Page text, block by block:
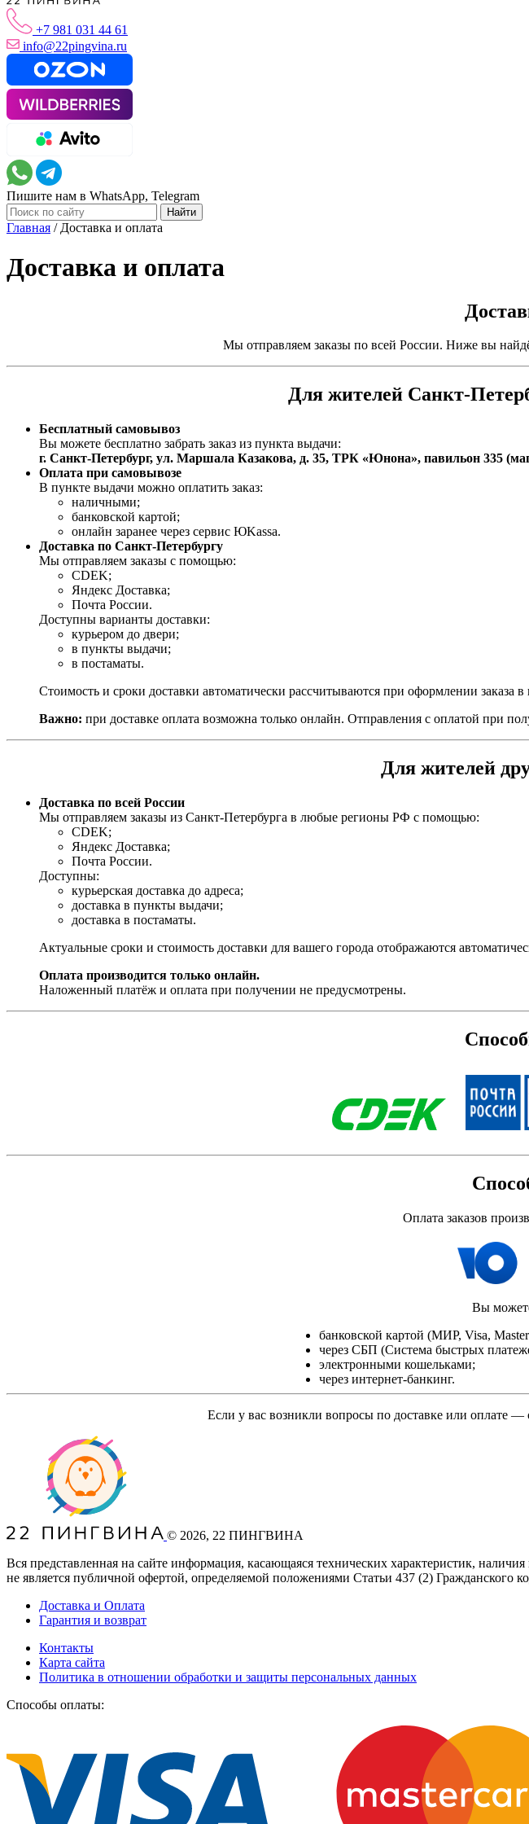
+7 981 031 44 61
info@22pingvina.ru
Пишите нам в WhatsApp, Telegram
Главная / Доставка и оплата
Доставка и оплата
Мы отправляем заказы по всей России. Ниже вы
Для жителей Санкт-
Бесплатный самовывоз
Вы можете бесплатно забрать заказ из пункта выдачи:
г. Санкт-Петербург, ул. Маршала Казакова, д. 35, ТРК «Юнона», павильон 335
Оплата при самовывозе
В пункте выдачи можно оплатить заказ:
наличными;
банковской картой;
онлайн заранее через сервис ЮKassa.
Доставка по Санкт-Петербургу
Мы отправляем заказы с помощью:
CDEK;
Яндекс Доставка;
Почта России.
Доступны варианты доставки:
курьером до двери;
в пункты выдачи;
в постаматы.
Стоимость и сроки доставки автоматически рассчитываются при оформлении заказа в
Важно: при доставке оплата возможна только онлайн. Отправления с оплатой при
Для жителей
Доставка по всей России
Мы отправляем заказы из Санкт-Петербурга в любые регионы РФ с помощью:
CDEK;
Яндекс Доставка;
Почта России.
Доступны:
курьерская доставка до адреса;
доставка в пункты выдачи;
доставка в постаматы.
Актуальные сроки и стоимость доставки для вашего города отображаются
Оплата производится только онлайн.
Наложенный платёж и оплата при получении не предусмотрены.
Оплата заказов
Вы
банковской картой (МИР, Visa,
через СБП (Система быстрых
электронными кошельками;
через интернет-банкинг.
Если у вас возникли вопросы по доставке или оплате
© 2026, 22 ПИНГВИНА
Вся представленная на сайте информация, касающаяся технических характеристик,
не является публичной офертой, определяемой положениями Статьи 437 (2) Гражданского
Доставка и Оплата
Гарантия и возврат
Контакты
Карта сайта
Политика в отношении обработки и защиты персональных данных
Способы оплаты: